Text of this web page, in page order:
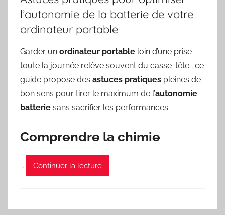
l’autonomie de la batterie de votre
ordinateur portable
Garder un ordinateur portable loin d’une prise
toute la journée relève souvent du casse-tête ; ce
guide propose des astuces pratiques pleines de
bon sens pour tirer le maximum de l’autonomie
batterie sans sacrifier les performances.
Comprendre la chimie
… Continuer la lecture